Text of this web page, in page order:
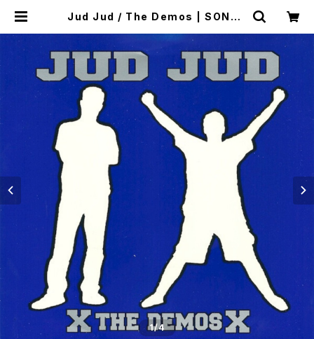
Jud Jud / The Demos | SONOT
1/4